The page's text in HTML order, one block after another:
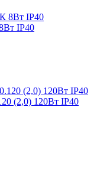
IP40
(2,0) 120Вт IP40